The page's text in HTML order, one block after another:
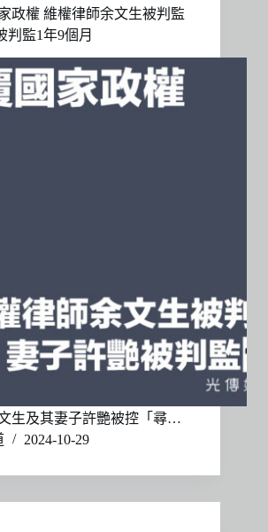
政權 維權律師余文生被判監
判監1年9個月
生及其妻子許艷被控「尋…
2024-10-29